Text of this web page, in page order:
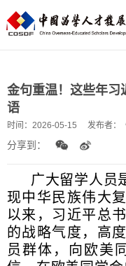
金句重温！这些年习
语
时间： 2026-05-15 发布者：
分享到：
广大留学人员
现中华民族伟大
以来，习近平总
的战略气度，高
员群体，向欧美